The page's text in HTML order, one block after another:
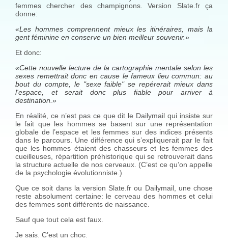
femmes chercher des champignons. Version Slate.fr ça
donne:
«Les hommes comprennent mieux les itinéraires, mais la
gent féminine en conserve un bien meilleur souvenir.»
Et donc:
«Cette nouvelle lecture de la cartographie mentale selon les
sexes remettrait donc en cause le fameux lieu commun: au
bout du compte, le "sexe faible" se repérerait mieux dans
l'espace, et serait donc plus fiable pour arriver à
destination.»
En réalité, ce n’est pas ce que dit le Dailymail qui insiste sur
le fait que les hommes se basent sur une représentation
globale de l’espace et les femmes sur des indices présents
dans le parcours. Une différence qui s’expliquerait par le fait
que les hommes étaient des chasseurs et les femmes des
cueilleuses, répartition préhistorique qui se retrouverait dans
la structure actuelle de nos cerveaux. (C’est ce qu’on appelle
de la psychologie évolutionniste.)
Que ce soit dans la version Slate.fr ou Dailymail, une chose
reste absolument certaine: le cerveau des hommes et celui
des femmes sont différents de naissance.
Sauf que tout cela est faux.
Je sais. C’est un choc.